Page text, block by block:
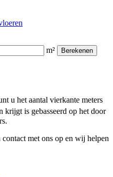
m² Berekenen
u het aantal vierkante meters
krijgt is gebasseerd op het door
met ons op en wij helpen